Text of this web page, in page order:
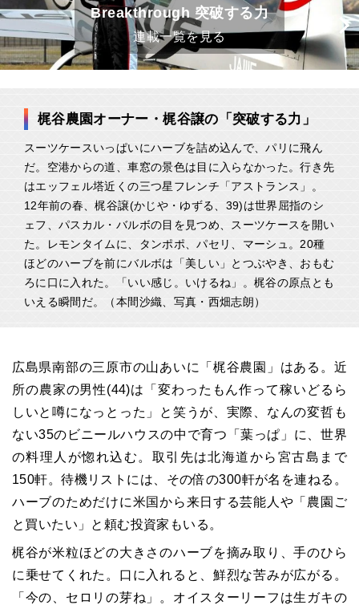
Breakthrough 突破する力
連載一覧を見る
梶谷農園オーナー・梶谷譲の「突破する力」
スーツケースいっぱいにハーブを詰め込んで、パリに飛ん
だ。空港からの道、車窓の景色は目に入らなかった。行き先
はエッフェル塔近くの三つ星フレンチ「アストランス」。
12年前の春、梶谷譲(かじや・ゆずる、39)は世界屈指のシ
ェフ、パスカル・バルボの目を見つめ、スーツケースを開い
た。レモンタイムに、タンポポ、パセリ、マーシュ。20種
ほどのハーブを前にバルボは「美しい」とつぶやき、おもむ
ろに口に入れた。「いい感じ。いけるね」。梶谷の原点とも
いえる瞬間だ。（本間沙織、写真・西畑志朗）
広島県南部の三原市の山あいに「梶谷農園」はある。近
所の農家の男性(44)は「変わったもん作って稼いどるら
しいと噂になっとった」と笑うが、実際、なんの変哲も
ない35のビニールハウスの中で育つ「葉っぱ」に、世界
の料理人が惚れ込む。取引先は北海道から宮古島まで
150軒。待機リストには、その倍の300軒が名を連ねる。
ハーブのためだけに米国から来日する芸能人や「農園ご
と買いたい」と頼む投資家もいる。
梶谷が米粒ほどの大きさのハーブを摘み取り、手のひら
に乗せてくれた。口に入れると、鮮烈な苦みが広がる。
「今の、セロリの芽ね」。オイスターリーフは生ガキの